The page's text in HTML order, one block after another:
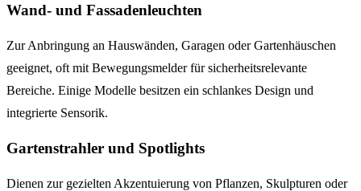
Wand- und Fassadenleuchten
Zur Anbringung an Hauswänden, Garagen oder Gartenhäuschen
geeignet, oft mit Bewegungsmelder für sicherheitsrelevante
Bereiche. Einige Modelle besitzen ein schlankes Design und
integrierte Sensorik.
Gartenstrahler und Spotlights
Dienen zur gezielten Akzentuierung von Pflanzen, Skulpturen oder